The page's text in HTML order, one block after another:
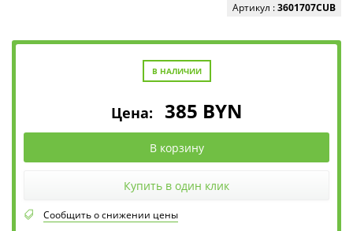
Артикул :3601707CUB
В НАЛИЧИИ
Цена: 385 BYN
В корзину
Купить в один клик
Сообщить о снижении цены